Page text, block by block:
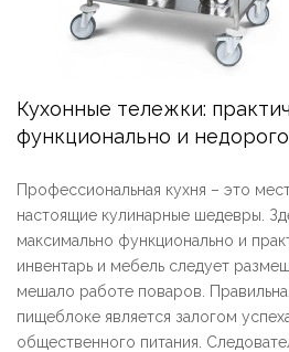
Кухонные тележки:
функционально и недорого
Профессиональная кухня – это
настоящие кулинарные шедевры.
максимально функционально и
инвентарь и мебель следует
мешало работе поваров.
пищеблоке является залогом
общественного питания.